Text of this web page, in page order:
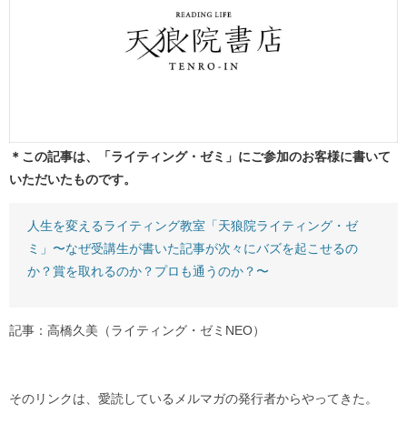
＊この記事は、「ライティング・ゼミ」にご参加のお客様に書いて
いただいたものです。
人生を変えるライティング教室「天狼院ライティング・ゼ
ミ」〜なぜ受講生が書いた記事が次々にバズを起こせるの
か？賞を取れるのか？プロも通うのか？〜
記事：高橋久美（ライティング・ゼミNEO）
そのリンクは、愛読しているメルマガの発行者からやってきた。